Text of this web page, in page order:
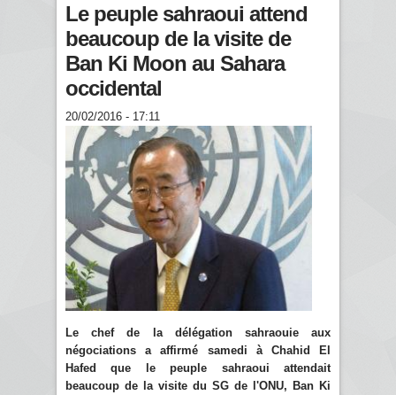
Le peuple sahraoui attend
beaucoup de la visite de
Ban Ki Moon au Sahara
occidental
20/02/2016 - 17:11
Le chef de la délégation sahraouie aux
négociations a affirmé samedi à Chahid El
Hafed que le peuple sahraoui attendait
beaucoup de la visite du SG de l'ONU, Ban Ki